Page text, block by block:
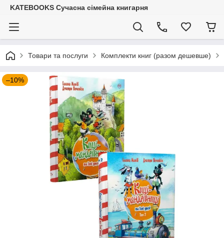
KATEBOOKS Сучасна сімейна книгарня
Товари та послуги Комплекти книг (разом дешевше)
–10%